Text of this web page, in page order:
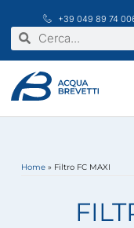
contenuto
+39 049 89 74
Cerca Cerca
Home » Filtro FC MAXI